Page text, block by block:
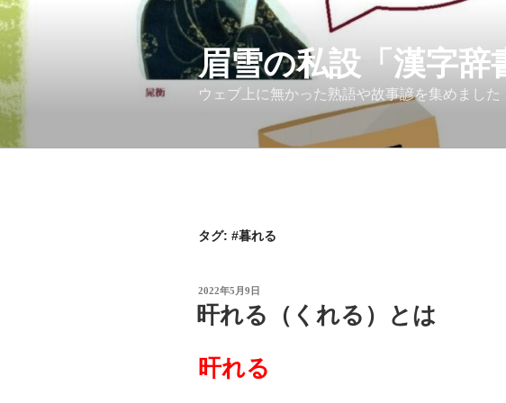
コ
ン
テ
ン
ツ
へ
眉雪の私設「漢字辞
ウェブ上に無かった熟語や故事諺を集めました
タグ: #暮れる
投
稿
日:
2022年5月9日
旰れる（くれる）とは
旰れる